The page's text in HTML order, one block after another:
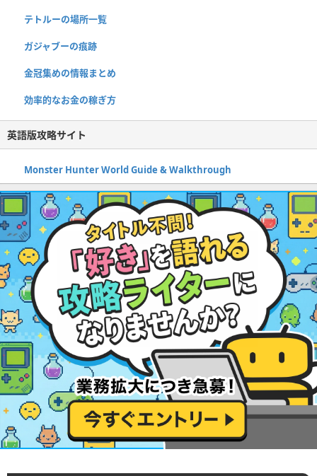
テトルーの場所一覧
ガジャブーの痕跡
金冠集めの情報まとめ
効率的なお金の稼ぎ方
英語版攻略サイト
Monster Hunter World Guide & Walkthrough